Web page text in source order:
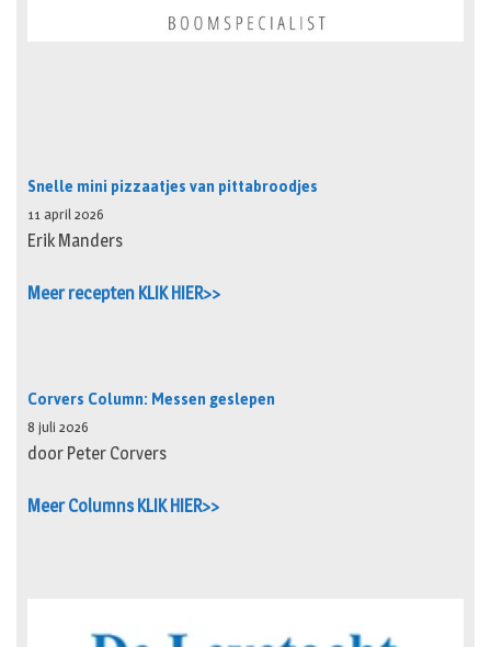
Snelle mini pizzaatjes van pittabroodjes
11 april 2026
Erik Manders
Meer recepten KLIK HIER>>
Corvers Column: Messen geslepen
8 juli 2026
door Peter Corvers
Meer Columns KLIK HIER>>